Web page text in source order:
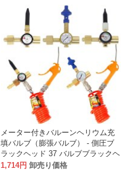
メーター付きバルーンヘリウム充
填バルブ（膨張バルブ） - 側圧ブ
ラックヘッド 37 バルブブラックヘ
ッド口ヘリウム減圧バルブ
1,714円 卸売り価格